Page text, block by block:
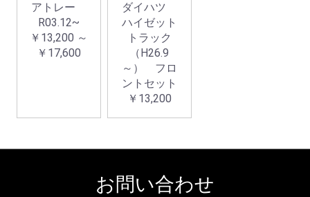
アトレー
R03.12~
￥13,200 ～
￥17,600
ダイハツ
ハイゼット
トラック
（H26.9
～） フロ
ントセット
￥13,200
お買い物を続ける カートへ進む
お問い合わせ